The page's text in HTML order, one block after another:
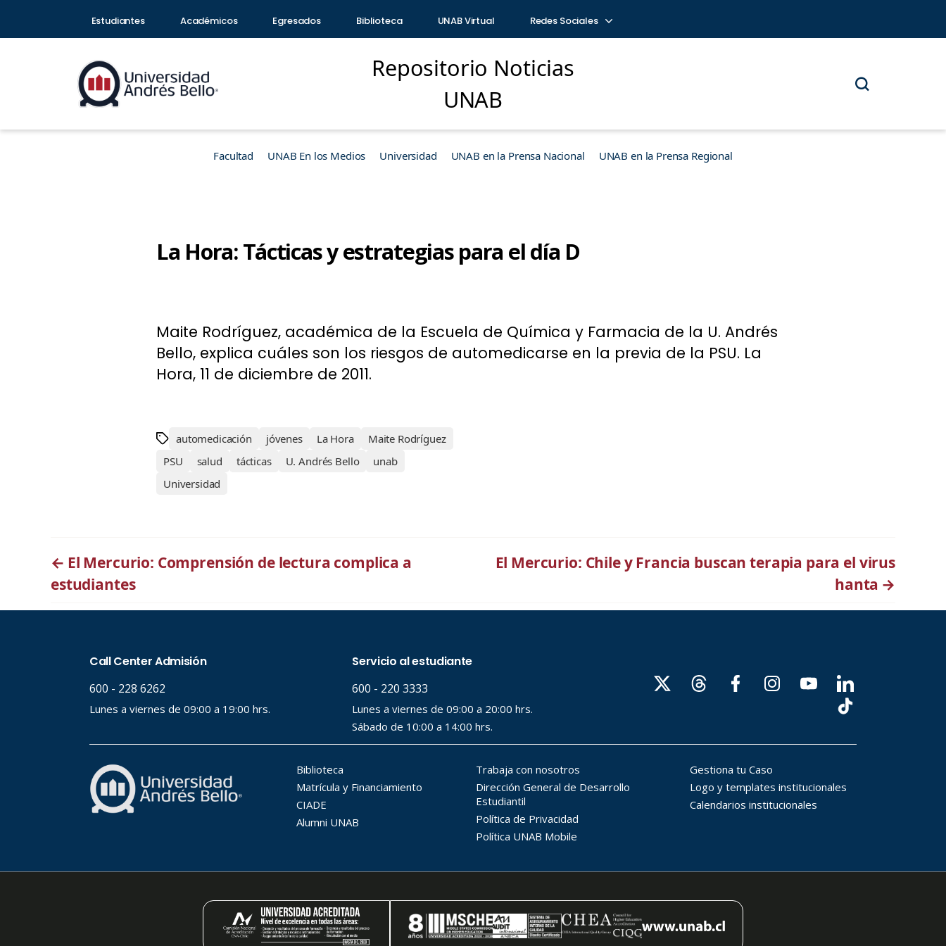
Estudiantes Académicos Egresados Biblioteca UNAB Virtual Redes Sociales
Repositorio Noticias
UNAB
Facultad UNAB En los Medios Universidad UNAB en la Prensa Nacional UNAB en la Prensa Regional
La Hora: Tácticas y estrategias para el día D
Maite Rodríguez, académica de la Escuela de Química y Farmacia de la U. Andrés
Bello, explica cuáles son los riesgos de automedicarse en la previa de la PSU. La
Hora, 11 de diciembre de 2011.
automedicación jóvenes La Hora
Maite Rodríguez
PSU
salud tácticas U. Andrés Bello
unab
Universidad
← El Mercurio: Comprensión de lectura complica a
estudiantes
El Mercurio: Chile y Francia buscan terapia para el virus
hanta →